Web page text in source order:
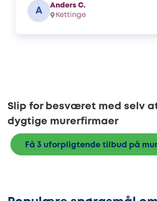
A
Anders C.
Kettinge
Slip for besværet med selv
dygtige murerfirmaer
Få 3 uforpligtende tilbud på